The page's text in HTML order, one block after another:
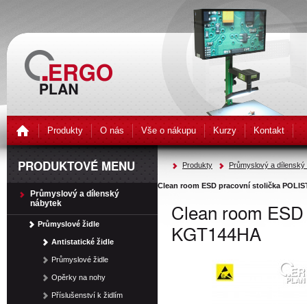
Produkty O nás Vše o nákupu Kurzy Kontakt
Produkty Průmyslový a dílenský
Clean room ESD pracovní stolička
Clean room
KGT144HA
PRODUKTOVÉ MENU
Průmyslový a dílenský
nábytek
Průmyslové židle
Antistatické židle
Průmyslové židle
Opěrky na nohy
Příslušenství k židlím